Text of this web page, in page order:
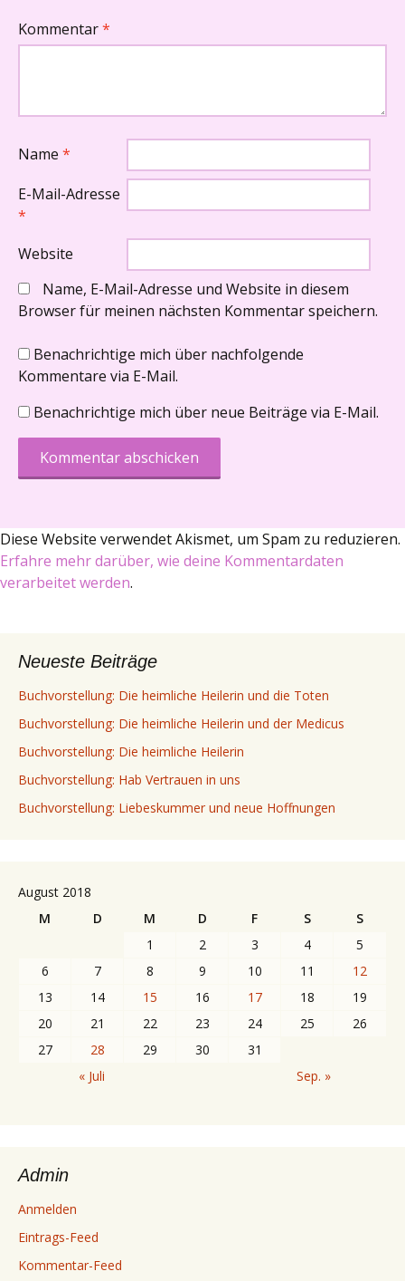
Kommentar*
Name *
E-Mail-Adresse
*
Website
Name, E-Mail-Adresse und Website in diesem
Browser für meinen nächsten Kommentar speichern.
Benachrichtige mich über nachfolgende
Kommentare via E-Mail.
Benachrichtige mich über neue Beiträge via E-Mail.
Diese Website verwendet Akismet, um Spam zu reduzieren.
Erfahre mehr darüber, wie deine Kommentardaten
verarbeitet werden.
Neueste Beiträge
Buchvorstellung: Die heimliche Heilerin und die Toten
Buchvorstellung: Die heimliche Heilerin und der Medicus
Buchvorstellung: Die heimliche Heilerin
Buchvorstellung: Hab Vertrauen in uns
Buchvorstellung: Liebeskummer und neue Hoffnungen
August 2018
M
D M D F S
S
1
2 3 4
5
6
7 8 9 10 11
12
13
14 15 16 17 18
19
20
21 22 23 24 25
26
27
28 29 30
31
« Juli
Sep. »
Admin
Anmelden
Eintrags-Feed
Kommentar-Feed